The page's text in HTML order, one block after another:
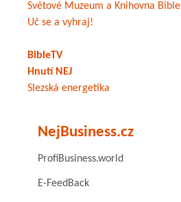
Světové Muzeum a Knihovna Bible
Uč se a vyhraj!
BibleTV
Hnutí NEJ
Slezská energetika
NejBusiness.cz
ProfiBusiness.world
E-FeedBack